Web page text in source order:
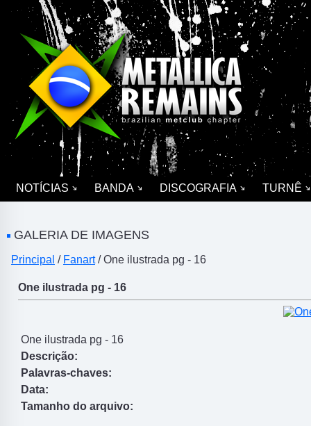
NOTÍCIAS BANDA DISCOGRAFIA TURNÊ
GALERIA DE IMAGENS
Principal / Fanart/ One ilustrada pg - 16
One ilustrada pg - 16
One ilustrada pg - 16
Descrição:
Palavras-chaves:
Data:
Tamanho do arquivo: